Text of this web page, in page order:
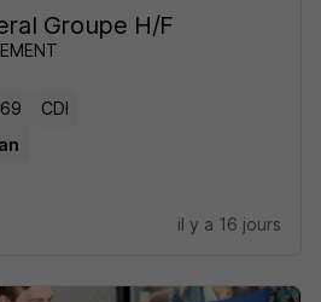
Groupe H/F
CDI
il y a 16 jours